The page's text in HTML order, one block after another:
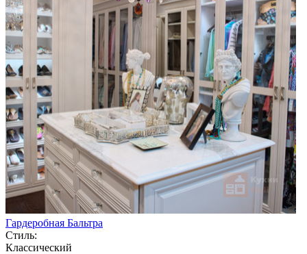
Гардеробная Бальтра
Стиль:
Классический